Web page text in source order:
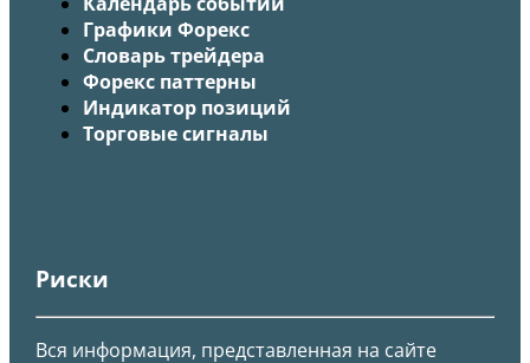
Графики Форекс
Словарь трейдера
Форекс паттерны
Индикатор позиций
Торговые сигналы
Риски
Вся информация, представленная на сайте